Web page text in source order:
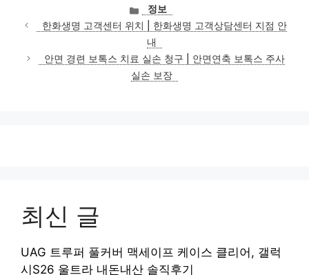
카
테
고
리
정보
한화생명 고객센터 위치 | 한화생명 고객상담센터 지점 안
내
안면 경련 보톡스 치료 실손 청구 | 안면연축 보톡스 주사
실손 보장
최신 글
UAG 트루퍼 풀커버 맥세이프 케이스 클리어, 갤럭
시S26 울트라 내돈내산 솔직후기